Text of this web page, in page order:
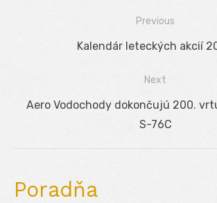
Navigácia
Previous
Previous
Kalendár leteckých akcií
Next
Next
Aero Vodochody dokončujú 200.
S-76C
Poradňa